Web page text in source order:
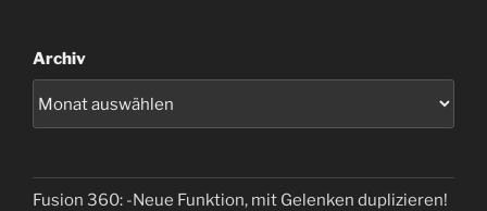
Archiv
Fusion 360: -Neue Funktion, mit Gelenken duplizieren!